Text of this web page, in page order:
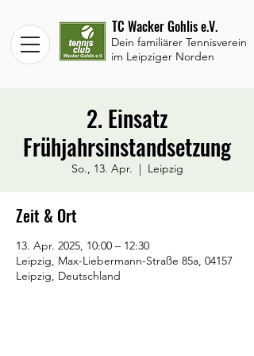
TC Wacker Gohlis e.V.
Dein familiärer Tennisverein
im Leipziger Norden
2. Einsatz
Frühjahrsinstandsetzung
So., 13. Apr.
  |
Leipzig
Zeit & Ort
13. Apr. 2025, 10:00 – 12:30
Leipzig, Max-Liebermann-Straße 85a, 04157
Leipzig, Deutschland